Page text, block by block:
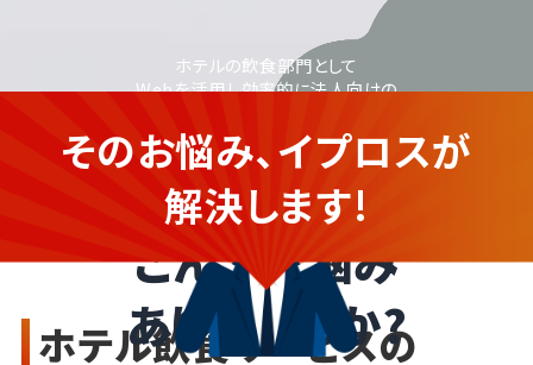
ホテル飲食サービスの
企業さま
こんなお悩み
ありませんか?
ホテルの飲食部門として
Webを活用し効率的に法人向けの
Web施策や広告配信に疎く不安...
そのお悩み、イプロスが
解決します!
ホテル飲食サービスの